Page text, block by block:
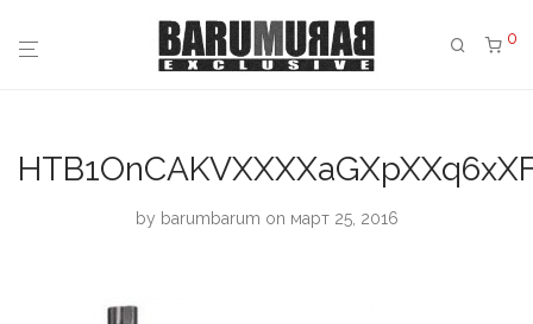
0
by barumbarum on март 25, 2016